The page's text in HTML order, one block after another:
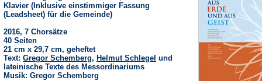
Klavier (Inklusive einstimmiger Fassung
(Leadsheet) für die Gemeinde)
2016, 7 Chorsätze
40 Seiten
21 cm x 29,7 cm, geheftet
Text: Gregor Schemberg, Helmut Schlegel und
lateinische Texte des Messordinariums
Musik: Gregor Schemberg